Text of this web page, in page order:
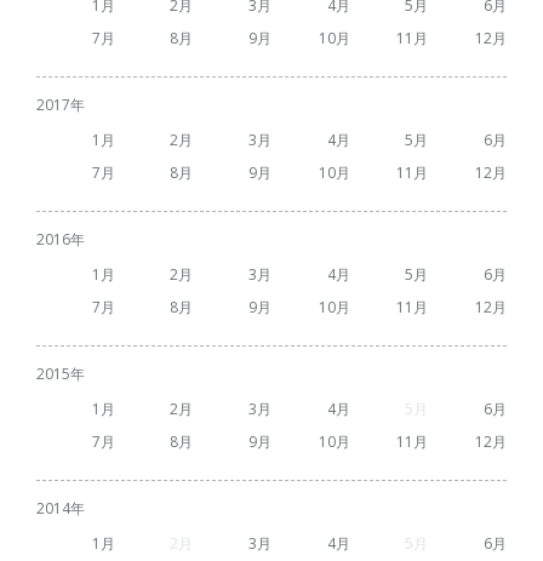
1 2 3 4 5
6
7
8 9 10 11 12
2017
1
2 3 4 5
6
7
8 9 10 11 12
2016
1
2 3 4 5
6
7
8 9 10 11 12
2015
1
2 3 4 5
6
7
8 9 10 11 12
2014
1
2 3 4 5
6